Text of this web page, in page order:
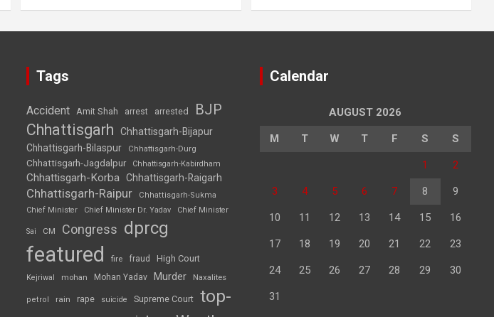
Tags
Accident Amit Shah arrest arrested BJP
Chhattisgarh
Chhattisgarh-Bijapur
Chhattisgarh-Bilaspur
Chhattisgarh-Durg
Chhattisgarh-Jagdalpur Chhattisgarh-Kabirdham
Chhattisgarh-Korba Chhattisgarh-Raigarh
Chhattisgarh-Raipur
Chhattisgarh-Sukma
Chief Minister
Chief Minister Dr. Yadav Chief Minister
Sai CM Congress dprcg
featured fire fraud High Court
Kejriwal mohan Mohan Yadav Murder Naxalites
petrol rain rape suicide Supreme Court top-
Calendar
AUGUST 2026
M T W T F S S
1 2
3 4 5 6 7 8 9
10 11 12 13 14 15 16
17 18 19 20 21 22 23
24 25 26 27 28 29 30
31